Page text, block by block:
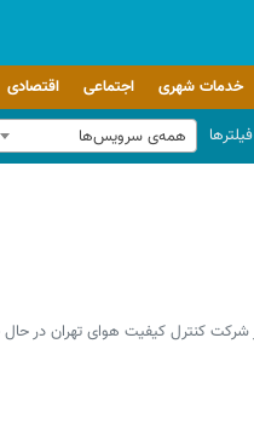
خدمات شهری اجتماعی اقتصادی
فیلترها همه‌ی سرویس‌ها